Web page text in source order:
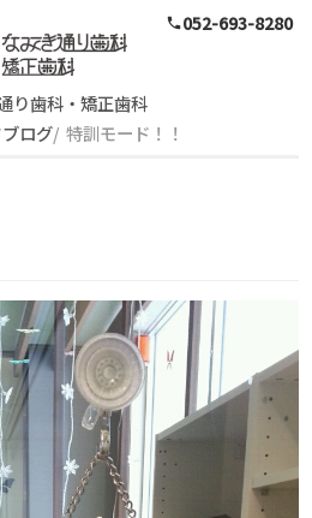
スタッフブログ
phone052-693-8280
り歯科・矯正歯科
ログ 特訓モード！！